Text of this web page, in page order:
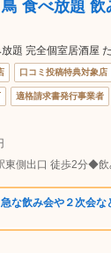
食べ放題
放題 完全個室居酒屋
口コミ投稿特典対象店
適格請求書発行事業者
急な飲み会や２次会